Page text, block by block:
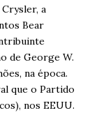
a
Bear
de George W.
na época.
que o Partido
nos EEUU.